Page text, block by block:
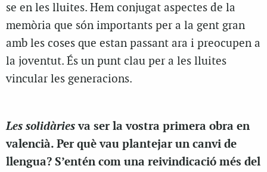
se en les lluites. Hem conjugat aspectes de la
memòria que són importants per a la gent gran
amb les coses que estan passant ara i preocupen a
la joventut. És un punt clau per a les lluites
vincular les generacions.
Les solidàriesva ser la vostra primera obra en
valencià. Per què vau plantejar un canvi de
llengua? S’entén com una reivindicació més del